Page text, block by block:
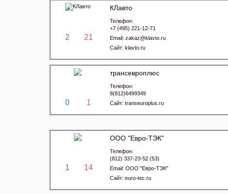
2 21
КЛавто
Телефон:
+7 (495) 221-12-71
Email: zakaz@klavto.ru
Сайт: klavto.ru
0 1
трансевроплюс
Телефон:
8(812)6499349
Сайт: transeuroplus.ru
1 14
ООО "Евро-ТЭК"
Телефон:
(812) 337-23-52 (53)
Email: ООО "Евро-ТЭК"
Сайт: euro-tec.ru